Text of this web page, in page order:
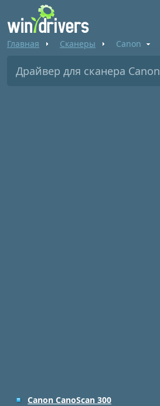
Главная Сканеры Canon
Драйвер для сканера Canon
Canon CanoScan 300